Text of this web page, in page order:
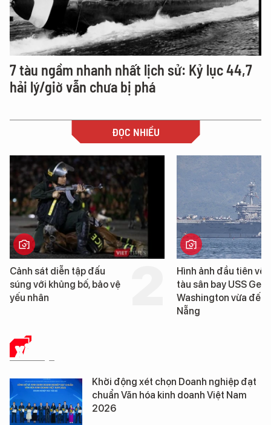
7 tàu ngầm nhanh nhất lịch sử: Kỷ lục 44,7
hải lý/giờ vẫn chưa bị phá
ĐỌC NHIỀU
Cảnh sát diễn tập đấu
súng với khủng bố, bảo vệ
yếu nhân
Hình ảnh đầu tiên về
tàu sân bay USS
Washington vừa đến
Nẵng
XÃ HỘI
Khởi động xét chọn Doanh nghiệp đạt
chuẩn Văn hóa kinh doanh Việt Nam
2026